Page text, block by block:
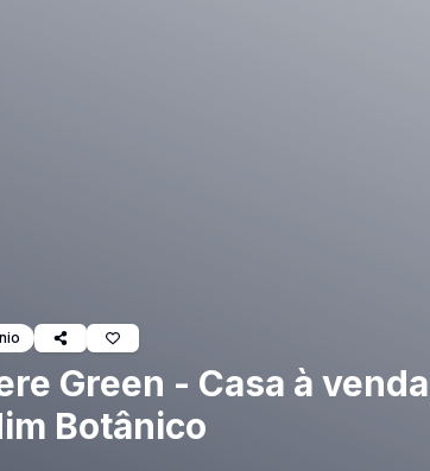
Green - Casa à
Botânico